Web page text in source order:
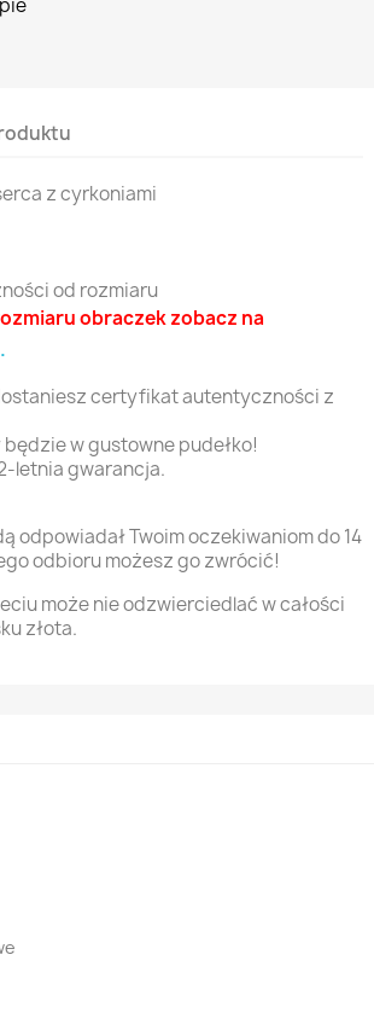
z cyrkoniami
od rozmiaru
obraczek zobacz na
.
certyfikat autentyczności z
w gustowne pudełko!
letnia gwarancja.
odpowiadał Twoim oczekiwaniom do 14
odbioru możesz go zwrócić!
może nie odzwierciedlać w całości
złota.